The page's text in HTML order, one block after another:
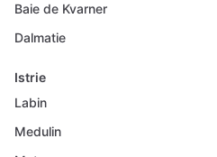
Baie de Kvarner
Dalmatie
Istrie
Labin
Medulin